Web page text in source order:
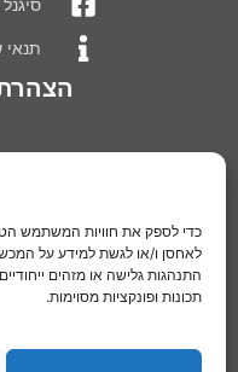
לאחסן ו/או לגשת למידע על
התנהגות גלישה או מזהים
תכונות ופונקציות מסוימות.
תנאי